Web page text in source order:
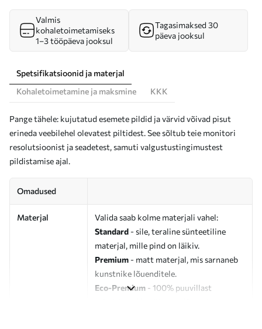
Valmis
kohaletoimetamiseks
1–3 tööpäeva jooksul
Tagasimaksed 30
päeva jooksul
Spetsifikatsioonid ja materjal
Kohaletoimetamine ja maksmine
KKK
Pange tähele: kujutatud esemete pildid ja värvid võivad pisut
erineda veebilehel olevatest piltidest. See sõltub teie monitori
resolutsioonist ja seadetest, samuti valgustustingimustest
pildistamise ajal.
Omadused
Materjal
Valida saab kolme materjali vahel:
Standard - sile, teraline sünteetiline
materjal, mille pind on läikiv.
Premium - matt materjal, mis sarnaneb
kunstnike lõuenditele.
Eco-Premium - 100% puuvillast